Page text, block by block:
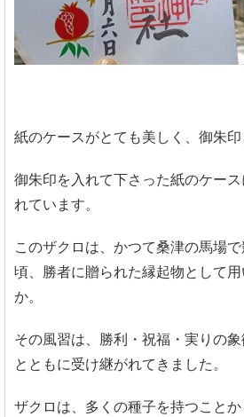
紙のケースがとても美しく、御朱印
御朱印を入れて下さった紙のケー
れています。
このザクロは、かつて桑津の馬場
頃、勝者に贈られた縁起物として
か。
その風習は、勝利・祝福・実りの
とともに受け継がれてきました。
ザクロは、多くの種子を持つこと